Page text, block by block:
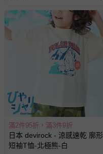
滿2件95折，滿3件9折
日本 devirock - 涼感速乾 廓形
短袖T恤-北極熊-白